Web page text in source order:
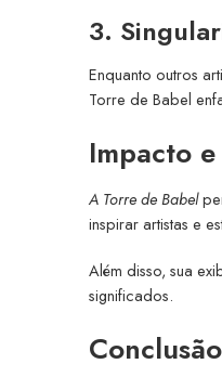
3.
Enquanto outros
Torre de Babel
Impacto
A Torre de Babel
inspirar artistas e
Além disso, sua
significados.
Conclusão